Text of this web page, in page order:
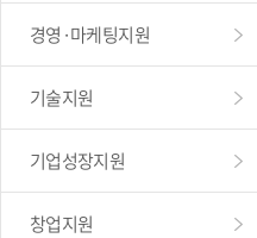
경영·마케팅지원
기술지원
기업성장지원
창업지원